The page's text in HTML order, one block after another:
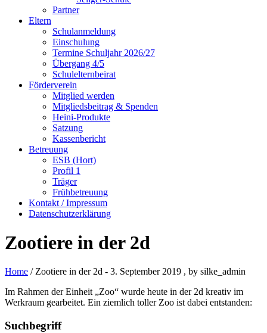
Partner
Eltern
Schulanmeldung
Einschulung
Termine Schuljahr 2026/27
Übergang 4/5
Schulelternbeirat
Förderverein
Mitglied werden
Mitgliedsbeitrag & Spenden
Heini-Produkte
Satzung
Kassenbericht
Betreuung
ESB (Hort)
Profil 1
Träger
Frühbetreuung
Kontakt / Impressum
Datenschutzerklärung
Zootiere in der 2d
Home / Zootiere in der 2d - 3. September 2019 , by silke_admin
Im Rahmen der Einheit „Zoo“ wurde heute in der 2d kreativ im
Werkraum gearbeitet. Ein ziemlich toller Zoo ist dabei entstanden:
Suchbegriff